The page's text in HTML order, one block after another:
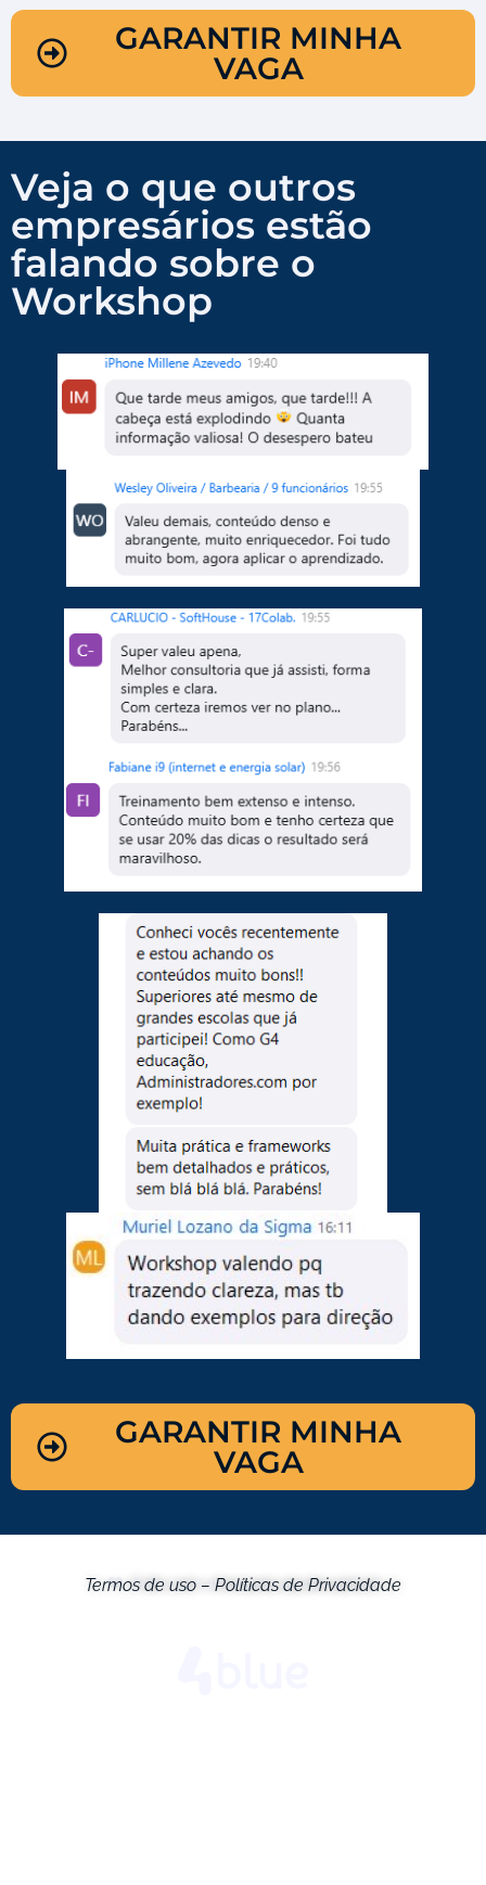
GARANTIR MINHA
VAGA
Veja o que outros
empresários estão
falando sobre o
Workshop
GARANTIR MINHA
VAGA
Feito com amor pela equipe 4blue!
Termos de uso – Políticas de Privacidade